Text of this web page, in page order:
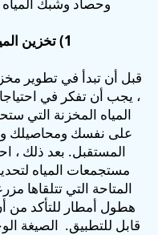
1) تخزين المياه
قبل أن تبدأ في تطوير
، يجب أن تفكر في
المياه المخزنة التي
على نفسك ومحاصيلك
المستقبل. بعد ذلك ،
مستجمعات المياه
المتاحة التي تتلقاها
هطول أمطار للتأكد من
قابل للتطبيق. الصيغة